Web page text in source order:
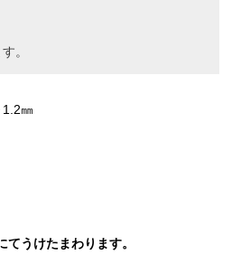
。
㎜
てうけたまわります。